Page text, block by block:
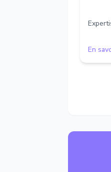
En